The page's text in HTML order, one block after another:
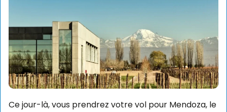
Ce jour-là, vous prendrez votre vol pour Mendoza, le